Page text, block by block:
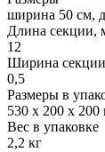
ширина 50 см,
Длина секции,
12
Ширина
0,5
Размеры в
530 х 200 х
Вес в упаковке
2,2 кг